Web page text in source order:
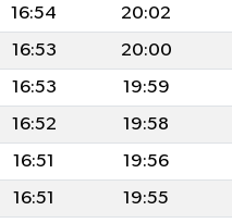
16:54 20:02
16:53 20:00
16:53 19:59
16:52 19:58
16:51 19:56
16:51 19:55